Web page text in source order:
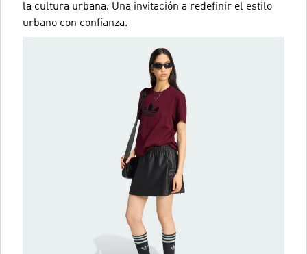
la cultura urbana. Una invitación a redefinir el estilo
urbano con confianza.